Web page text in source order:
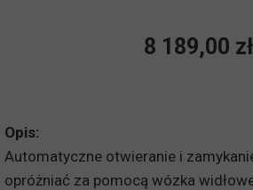
8 189,00 zł
Opis:
Automatyczne otwieranie i
opróżniać za pomocą wózka